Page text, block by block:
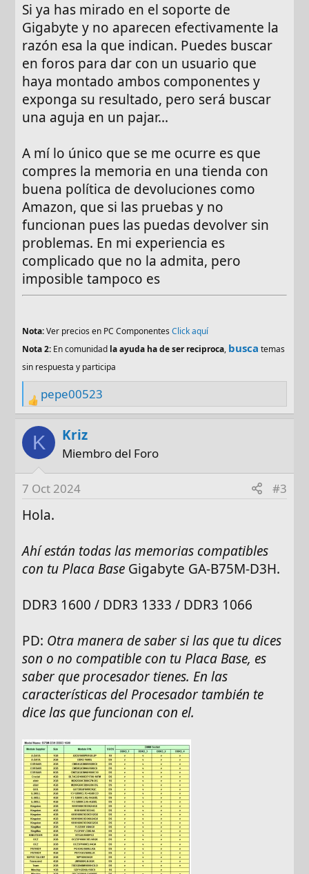
Si ya has mirado en el soporte de
Gigabyte y no aparecen efectivamente la
razón esa la que indican. Puedes buscar
en foros para dar con un usuario que
haya montado ambos componentes y
exponga su resultado, pero será buscar
una aguja en un pajar...
A mí lo único que se me ocurre es que
compres la memoria en una tienda con
buena política de devoluciones como
Amazon, que si las pruebas y no
funcionan pues las puedas devolver sin
problemas. En mi experiencia es
complicado que no la admita, pero
imposible tampoco es
Nota:Ver precios en PC ComponentesClick aquí
Nota 2: En comunidad la ayuda ha de ser reciproca, busca temas
sin respuesta y participa
R
e
a
o
n
:
pepe00523
K Kriz
Miembro del Foro
7 Oct 2024 #3
Hola.
Ahí están todas las memorias compatibles
con tu Placa Base Gigabyte GA-B75M-D3H.
DDR3 1600 / DDR3 1333 / DDR3 1066
PD: Otra manera de saber si las que tu dices
son o no compatible con tu Placa Base, es
saber que procesador tienes. En las
características del Procesador también te
dice las que funcionan con el.